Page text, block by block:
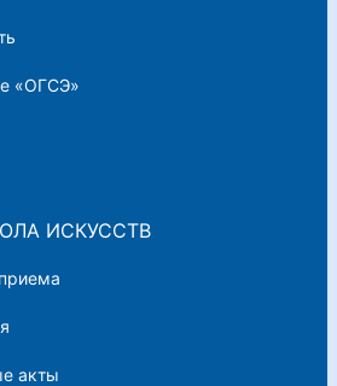
«ОГСЭ»
ИСКУССТВ
акты